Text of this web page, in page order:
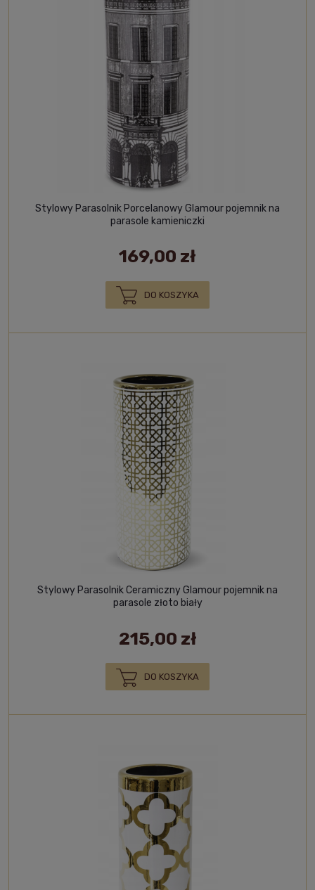
Stylowy Parasolnik Porcelanowy Glamour pojemnik na
parasole kamieniczki
169,00 zł
DO KOSZYKA
Stylowy Parasolnik Ceramiczny Glamour pojemnik na
parasole złoto biały
215,00 zł
DO KOSZYKA